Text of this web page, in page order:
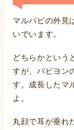
マルパピの外見
いでいます。
どちらかという
すが、パピヨン
す。成長したマ
よ。
丸顔で耳が垂れ